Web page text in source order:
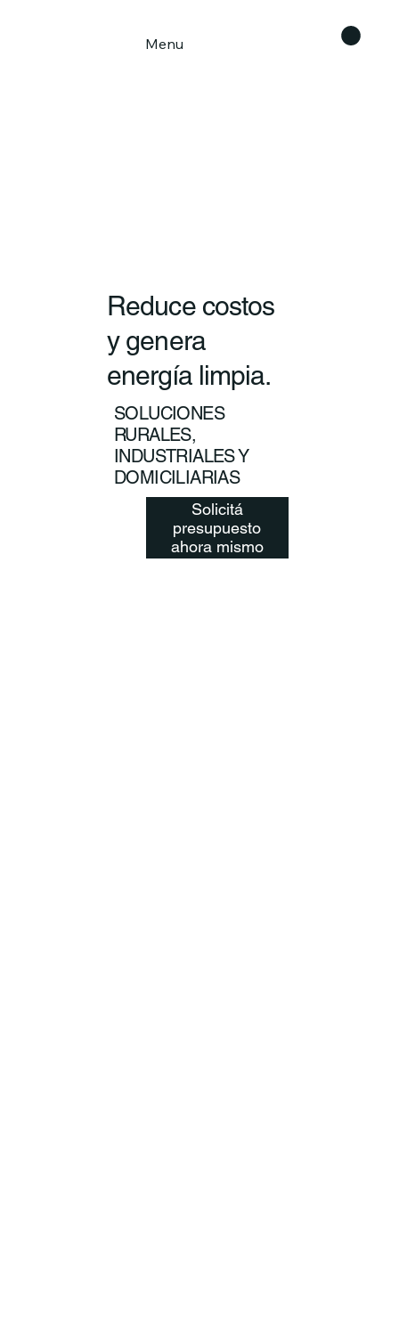
Menu
Reduce costos
y genera
energía limpia.
SOLUCIONES
RURALES,
INDUSTRIALES Y
DOMICILIARIAS
Solicitá
presupuesto
ahora mismo